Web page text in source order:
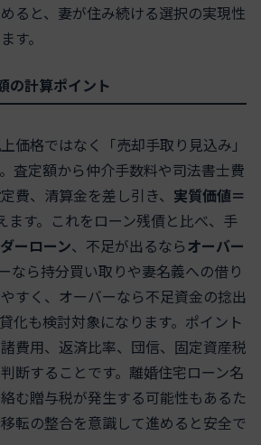
ると、妻が住み続ける選択の実現性
す。
の計算ポイント
価格ではなく「売却手取り見込み」
査定額から仲介手数料や司法書士費
費、清算金を差し引き、 実質価値＝
ます。これをローン残債と比べ、手
ーローン、不足が出るならオーバー
なら持分買い取りや妻名義への借り
すく、オーバーなら不足資金の捻出
化も検討対象になります。ポイント
費用、返済比率、団信、固定資産税
断することです。離婚住宅ローン名
む贈与税が発生する可能性もあるた
転の整合を意識して進めると安全で